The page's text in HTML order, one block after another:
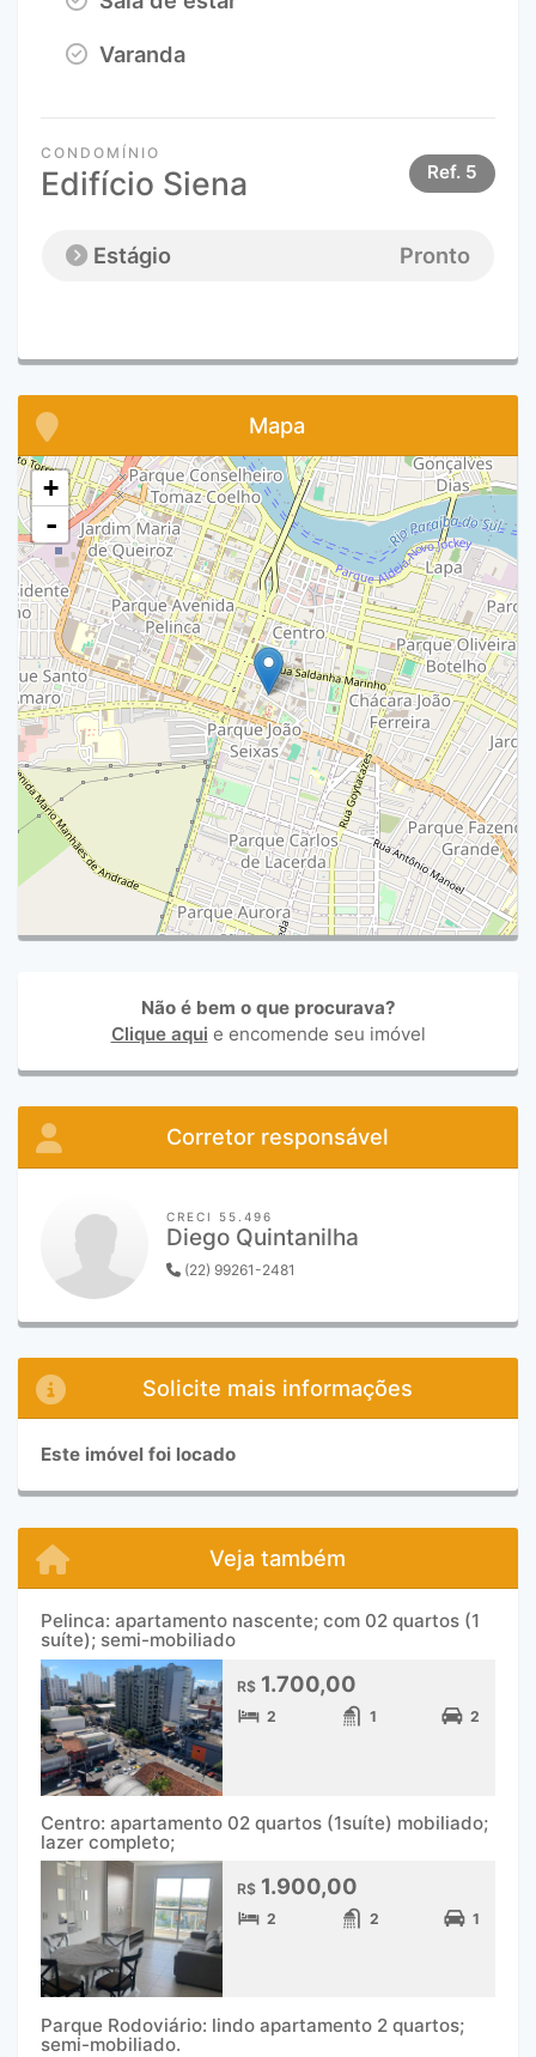
Varanda
CONDOMÍNIO
Edifício Siena Ref. 5
Estágio Pronto
Mapa
+
-
Não é bem o que procurava?
Clique aqui e encomende seu imóvel
Corretor responsável
CRECI 55.496
Diego Quintanilha
(22) 99261-2481
Solicite mais informações
Este imóvel foi locado
Veja também
Pelinca: apartamento nascente; com 02 quartos (1
suíte); semi-mobiliado
R$ 1.700,00
2 1 2
Centro: apartamento 02 quartos (1suíte) mobiliado;
lazer completo;
R$ 1.900,00
2 2 1
Parque Rodoviário: lindo apartamento 2 quartos;
semi-mobiliado.